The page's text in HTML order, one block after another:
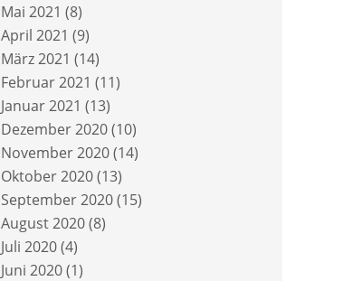
Mai 2021 (8)
April 2021 (9)
März 2021 (14)
Februar 2021 (11)
Januar 2021 (13)
Dezember 2020(10)
November 2020(14)
Oktober 2020(13)
September 2020(15)
August 2020(8)
Juli 2020(4)
Juni 2020(1)